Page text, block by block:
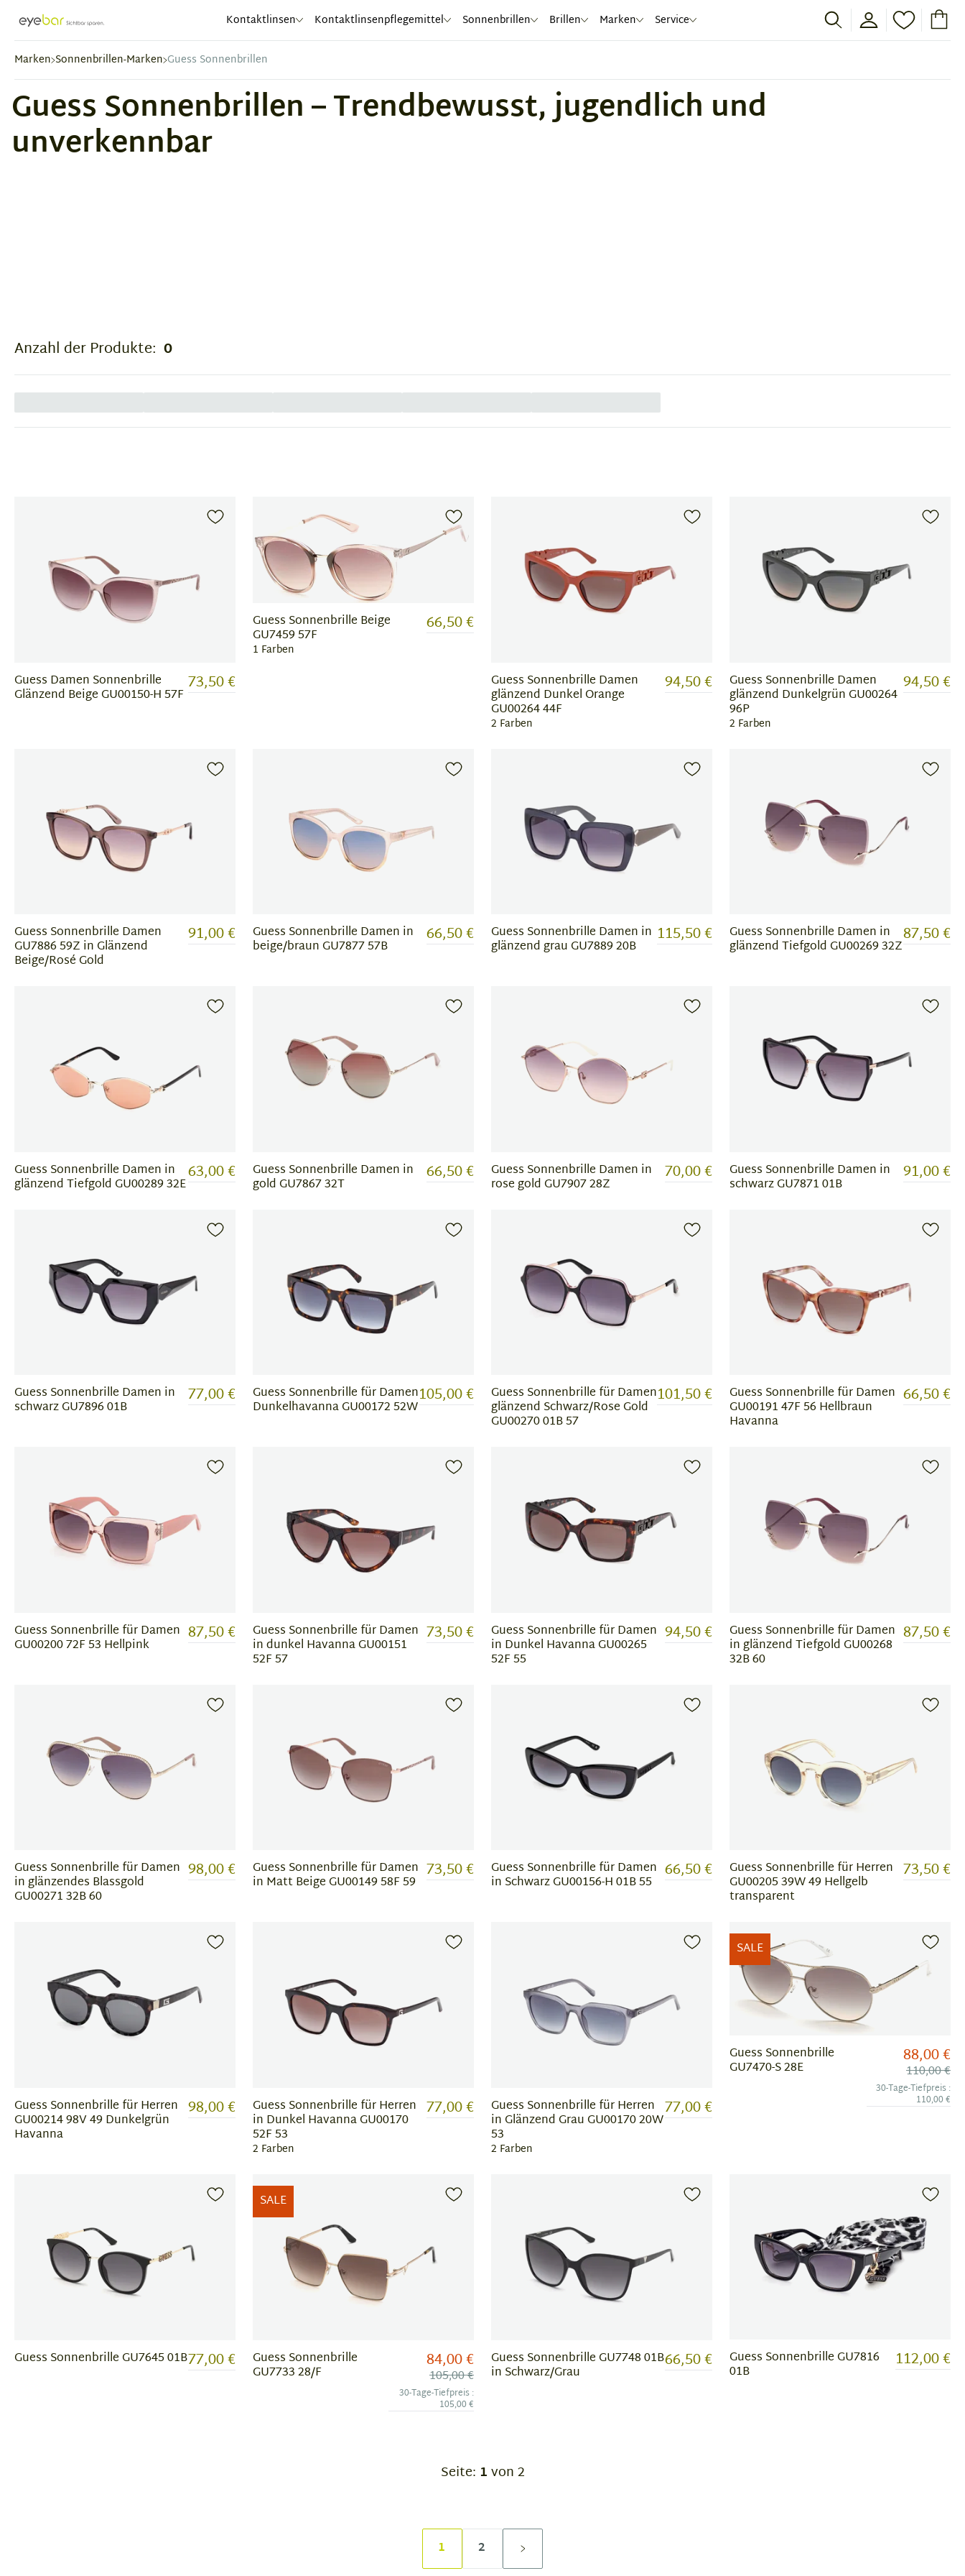
Abele Optic Kontaktlinsen Kontaktlinsenpflegemittel Sonnenbrillen Brillen Marken Service
Marken Sonnenbrillen-Marken Guess Sonnenbrillen
Guess Sonnenbrillen – Trendbewusst, jugendlich und
unverkennbar
Anzahl der Produkte: 0
Guess Damen Sonnenbrille
Glänzend Beige GU00150-H 57F 73,50 €
Guess Sonnenbrille Beige
GU7459 57F
1 Farben
66,50 €
Guess Sonnenbrille Damen
glänzend Dunkel Orange
GU00264 44F
2 Farben
94,50 € Guess Sonnenbrille Damen
glänzend Dunkelgrün GU00264
96P
2 Farben
94,50 €
Guess Sonnenbrille Damen
GU7886 59Z in Glänzend
Beige/Rosé Gold
91,00 € Guess Sonnenbrille Damen in
beige/braun GU7877 57B 66,50 € Guess Sonnenbrille Damen in
glänzend grau GU7889 20B 115,50 € Guess Sonnenbrille Damen in
glänzend Tiefgold GU00269 32Z87,50 €
Guess Sonnenbrille Damen in
glänzend Tiefgold GU00289 32E63,00 € Guess Sonnenbrille Damen in
gold GU7867 32T 66,50 € Guess Sonnenbrille Damen in
rose gold GU7907 28Z 70,00 € Guess Sonnenbrille Damen in
schwarz GU7871 01B 91,00 €
Guess Sonnenbrille Damen in
schwarz GU7896 01B 77,00 € Guess Sonnenbrille für Damen
Dunkelhavanna GU00172 52W105,00 € Guess Sonnenbrille für Damen
glänzend Schwarz/Rose Gold
GU00270 01B 57
101,50 € Guess Sonnenbrille für Damen
GU00191 47F 56 Hellbraun
Havanna
66,50 €
Guess Sonnenbrille für Damen
GU00200 72F 53 Hellpink 87,50 € Guess Sonnenbrille für Damen
in dunkel Havanna GU00151
52F 57
73,50 € Guess Sonnenbrille für Damen
in Dunkel Havanna GU00265
52F 55
94,50 € Guess Sonnenbrille für Damen
in glänzend Tiefgold GU00268
32B 60
87,50 €
Guess Sonnenbrille für Damen
in glänzendes Blassgold
GU00271 32B 60
98,00 € Guess Sonnenbrille für Damen
in Matt Beige GU00149 58F 59 73,50 € Guess Sonnenbrille für Damen
in Schwarz GU00156-H 01B 55 66,50 € Guess Sonnenbrille für Herren
GU00205 39W 49 Hellgelb
transparent
73,50 €
Guess Sonnenbrille für Herren
GU00214 98V 49 Dunkelgrün
Havanna
98,00 € Guess Sonnenbrille für Herren
in Dunkel Havanna GU00170
52F 53
2 Farben
77,00 € Guess Sonnenbrille für Herren
in Glänzend Grau GU00170 20W
53
2 Farben
77,00 €
SALE
Guess Sonnenbrille
GU7470-S 28E 88,00 €
110,00 €
30-Tage-Tiefpreis :
110,00 €
Guess Sonnenbrille GU7645 01B77,00 €
SALE
Guess Sonnenbrille
GU7733 28/F 84,00 €
105,00 €
30-Tage-Tiefpreis :
105,00 €
Guess Sonnenbrille GU7748 01B
in Schwarz/Grau 66,50 € Guess Sonnenbrille GU7816
01B 112,00 €
Seite: 1von 2
1 2